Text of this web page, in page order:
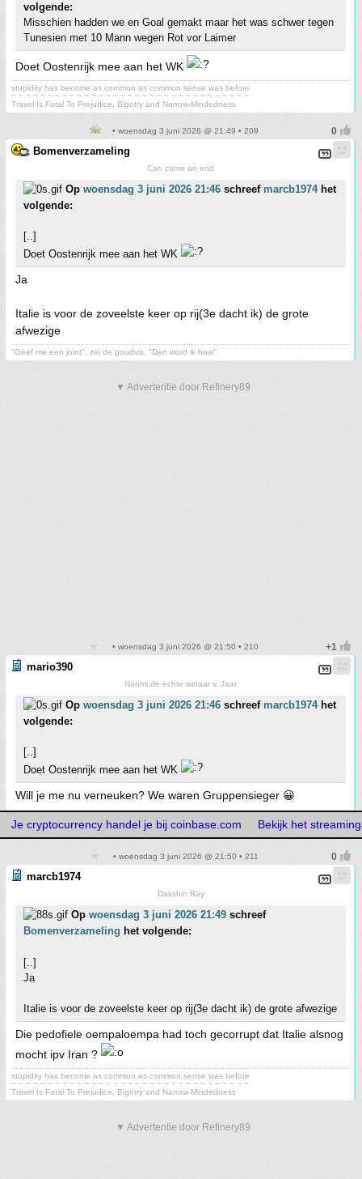
volgende:
Misschien hadden we en Goal gemakt maar het was schwer tegen
Tunesien met 10 Mann wegen Rot vor Laimer
Doet Oostenrijk mee aan het WK
stupidity has become as common as common sense was before
~ ~ ~ ~ ~ ~ ~ ~ ~ ~ ~ ~ ~ ~ ~ ~ ~ ~ ~ ~ ~ ~ ~ ~ ~ ~ ~ ~ ~ ~ ~ ~ ~
Travel Is Fatal To Prejudice, Bigotry and Narrow-Mindedness
• woensdag 3 juni 2026 @ 21:49 • 209
Bomenverzameling
Can come an end
Op woensdag 3 juni 2026 21:46 schreef marcb1974het
volgende:
[..]
Doet Oostenrijk mee aan het WK
Ja
Italie is voor de zoveelste keer op rij(3e dacht ik) de grote
afwezige
"Geef me een joint", zei de goudvis, "Dan word ik haai"
▼ Advertentie door Refinery89
• woensdag 3 juni 2026 @ 21:50 • 210
mario390
Naomi,de echte winaar v. Jaar
Op woensdag 3 juni 2026 21:46 schreef marcb1974het
volgende:
[..]
Doet Oostenrijk mee aan het WK
Will je me nu verneuken? We waren Gruppensieger 😀
Je cryptocurrency handel je bij coinbase.com Bekijk het
• woensdag 3 juni 2026 @ 21:50 • 211
marcb1974
Dakshin Ray
Op woensdag 3 juni 2026 21:49 schreef
Bomenverzameling het volgende:
[..]
Ja
Italie is voor de zoveelste keer op rij(3e dacht ik) de grote afwezige
Die pedofiele oempaloempa had toch gecorrupt dat Italie alsnog
mocht ipv Iran ?
stupidity has become as common as common sense was before
~ ~ ~ ~ ~ ~ ~ ~ ~ ~ ~ ~ ~ ~ ~ ~ ~ ~ ~ ~ ~ ~ ~ ~ ~ ~ ~ ~ ~ ~ ~ ~ ~
Travel Is Fatal To Prejudice, Bigotry and Narrow-Mindedness
▼ Advertentie door Refinery89